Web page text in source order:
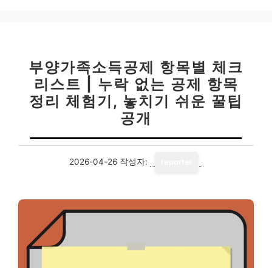
부양가족소득공제 항목별 체크
리스트 | 누락 없는 공제 항목
정리 체험기, 놓치기 쉬운 꿀팁
공개
2026-04-26 작성자: